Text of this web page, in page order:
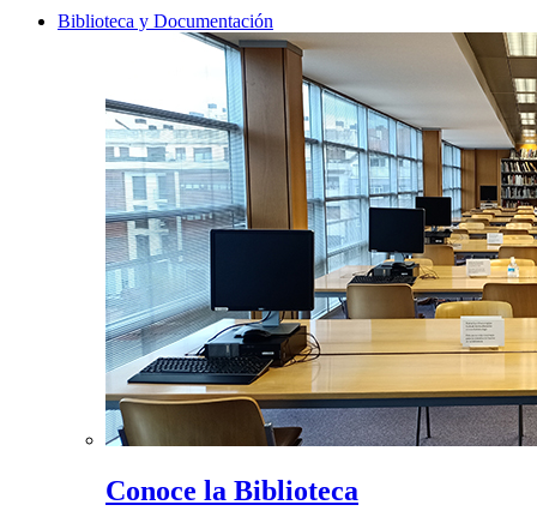
Biblioteca y Documentación
Conoce la Biblioteca